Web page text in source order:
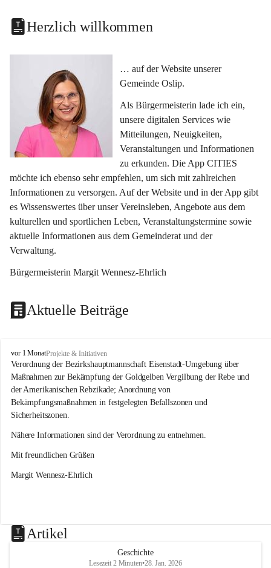
Herzlich willkommen
… auf der Website unserer
Gemeinde Oslip.
Als Bürgermeisterin lade ich ein,
unsere digitalen Services wie
Mitteilungen, Neuigkeiten,
Veranstaltungen und Informationen
zu erkunden. Die App CITIES
möchte ich ebenso sehr empfehlen, um sich mit zahlreichen
Informationen zu versorgen. Auf der Website und in der App gibt
es Wissenswertes über unser Vereinsleben, Angebote aus dem
kulturellen und sportlichen Leben, Veranstaltungstermine sowie
aktuelle Informationen aus dem Gemeinderat und der
Verwaltung.
Bürgermeisterin Margit Wennesz-Ehrlich
Aktuelle Beiträge
O
s
l
i
p
vor 1 MonatProjekte & Initiativen
Verordnung der Bezirkshauptmannschaft Eisenstadt-Umgebung über
Maßnahmen zur Bekämpfung der Goldgelben Vergilbung der Rebe und
der Amerikanischen Rebzikade; Anordnung von
Bekämpfungsmaßnahmen in festgelegten Befallszonen und
Sicherheitszonen.
Nähere Informationen sind der Verordnung zu entnehmen.
Mit freundlichen Grüßen
Margit Wennesz-Ehrlich
Artikel
Geschichte
Lesezeit 2 Minuten•28. Jan. 2026